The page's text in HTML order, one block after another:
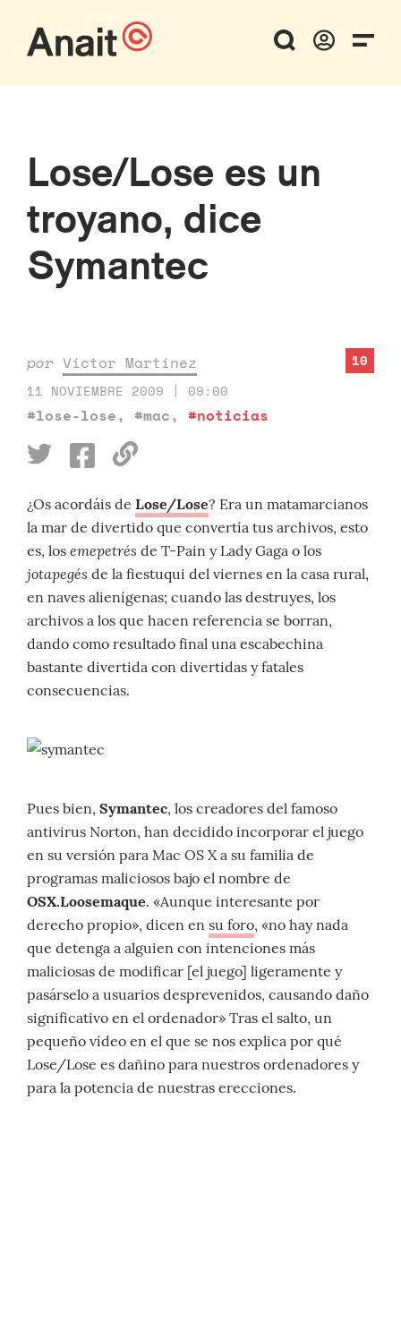
Lose/Lose es un
troyano, dice
Symantec
por Víctor Martínez
11 NOVIEMBRE 2009 | 09:00
#lose-lose, #mac, #noticias
10
¿Os acordáis de Lose/Lose? Era un matamarcianos
la mar de divertido que convertía tus archivos, esto
es, los emepetrés de T-Pain y Lady Gaga o los
jotapegés de la fiestuqui del viernes en la casa rural,
en naves alienígenas; cuando las destruyes, los
archivos a los que hacen referencia se borran,
dando como resultado final una escabechina
bastante divertida con divertidas y fatales
consecuencias.
Pues bien, Symantec, los creadores del famoso
antivirus Norton, han decidido incorporar el juego
en su versión para Mac OS X a su familia de
programas maliciosos bajo el nombre de
OSX.Loosemaque. «Aunque interesante por
derecho propio», dicen en su foro, «no hay nada
que detenga a alguien con intenciones más
maliciosas de modificar [el juego] ligeramente y
pasárselo a usuarios desprevenidos, causando daño
significativo en el ordenador» Tras el salto, un
pequeño vídeo en el que se nos explica por qué
Lose/Lose es dañino para nuestros ordenadores y
para la potencia de nuestras erecciones.